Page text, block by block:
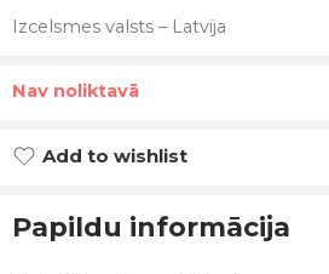
Izcelsmes valsts – Latvija
Nav noliktavā
Add to wishlist
Papildu informācija